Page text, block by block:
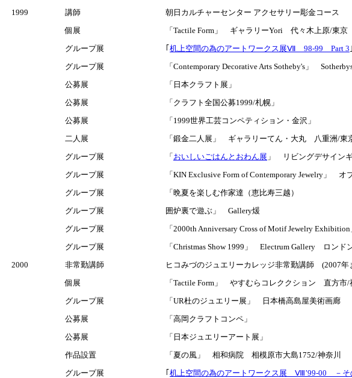
1999
講師
朝日カルチャーセンター アクセサリー彫金コース
個展
「Tactile Form」 ギャラリーYori 代々木上原/東京
グループ展
｢ 机上空間の為のアートワークス展Ⅶ 98-99 Part 3
グループ展
「Contemporary Decorative Arts Sotheby's」
公募展
「日本クラフト展」
公募展
「クラフト全国公募1999/札幌」
公募展
「1999世界工芸コンペティション・金沢」
二人展
「鍛金二人展」 ギャラリーてん・大丸 八重洲/東
グループ展
「 おいしいごはんとおわん展 」 リビングデサイン
グループ展
「KIN Exclusive Form of Contemporary Jewelry」
グループ展
「晩夏を楽しむ作家達（恵比寿三越）
グループ展
囲炉裏で遊ぶ」 Gallery煖
グループ展
「2000th Anniversary Cross of Motif Jewelry
グループ展
「Christmas Show 1999」 Electrum Gallery ロンド
2000
非常勤講師
ヒコみづのジュエリーカレッジ非常勤講師 (2007年
個展
「Tactile Form」 やすむらコレククション 直方市/
グループ展
「UR杜のジュエリー展」 日本橋高島屋美術画廊
公募展
「高岡クラフトコンペ」
公募展
「日本ジュエリーアート展」
作品設置
「夏の風」 相和病院 相模原市大島1752/神奈川
グループ展
｢ 机上空間の為のアートワークス展 Ⅷ’99-00 －